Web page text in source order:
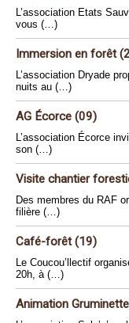
L’association Etats
vous (…)
Immersion en forêt
L’association Dryade
nuits au (…)
AG Écorce (09)
L’association Écorce
son (…)
Visite chantier
Des membres du RAF
filière (…)
Café-forêt (19)
Le Coucou’llectif
20h, à (…)
Animation